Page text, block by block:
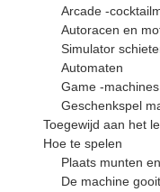
Arcade -
Autoracen en
Simulator
Automaten
Game -
Geschenkspel
Toegewijd aan het
Hoe te spelen
Plaats munten
De machine